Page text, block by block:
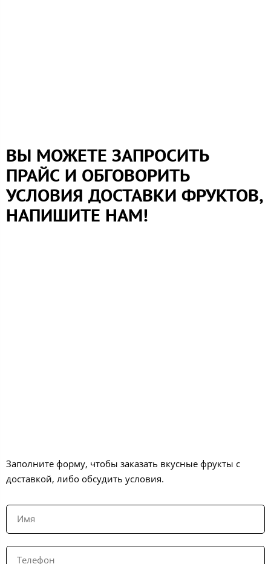
ВЫ МОЖЕТЕ ЗАПРОСИТЬ
ПРАЙС И ОБГОВОРИТЬ
УСЛОВИЯ ДОСТАВКИ ФРУКТОВ,
НАПИШИТЕ НАМ!
Заполните форму, чтобы заказать вкусные фрукты с
доставкой, либо обсудить условия.